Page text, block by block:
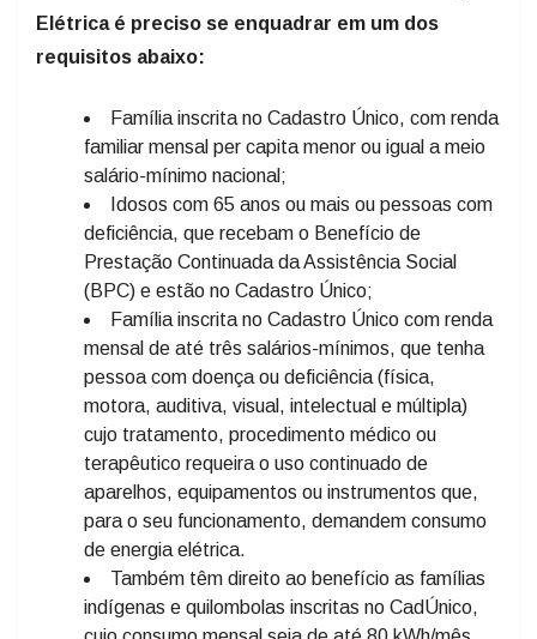
Elétrica é preciso se enquadrar em um dos
requisitos abaixo:
Família inscrita no Cadastro Único, com renda
familiar mensal per capita menor ou igual a meio
salário-mínimo nacional;
Idosos com 65 anos ou mais ou pessoas com
deficiência, que recebam o Benefício de
Prestação Continuada da Assistência Social
(BPC) e estão no Cadastro Único;
Família inscrita no Cadastro Único com renda
mensal de até três salários-mínimos, que tenha
pessoa com doença ou deficiência (física,
motora, auditiva, visual, intelectual e múltipla)
cujo tratamento, procedimento médico ou
terapêutico requeira o uso continuado de
aparelhos, equipamentos ou instrumentos que,
para o seu funcionamento, demandem consumo
de energia elétrica.
Também têm direito ao benefício as famílias
indígenas e quilombolas inscritas no CadÚnico,